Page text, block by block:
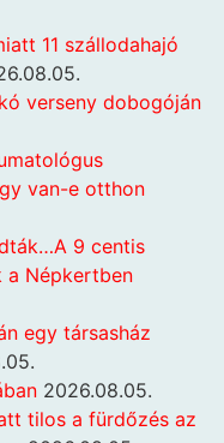
11 szállodahajó
verseny dobogóján
van-e otthon
9 centis
Népkertben
egy társasház
2026.08.05.
tilos a fürdőzés az